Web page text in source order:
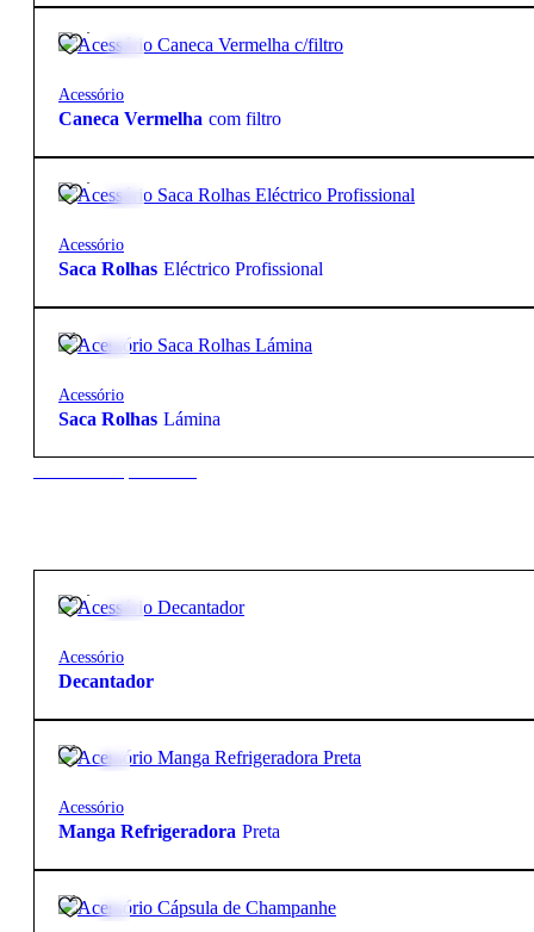
16,90€
Acessório
Caneca Vermelha com filtro
29,95€
Acessório
Saca Rolhas Eléctrico Profissional
5,35€
Acessório
Saca Rolhas Lámina
19,95€
Acessório
Decantador
5,50€
Acessório
Manga Refrigeradora Preta
4,75€